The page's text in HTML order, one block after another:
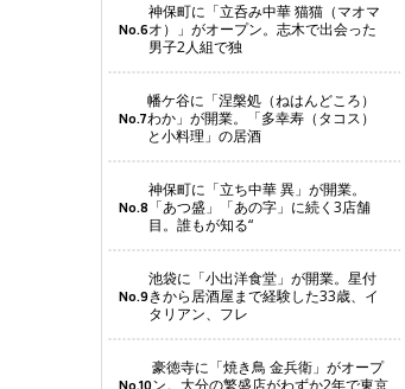
No.6
神保町に「立呑み中華 猫猫（マオマ
オ）」がオープン。志木で出会った
男子2人組で独
No.7
幡ケ谷に「涅槃処（ねはんどころ）
わか」が開業。「多幸寿（タコス）
と小料理」の居酒
No.8
神保町に「立ち中華 異」が開業。
「あつ盛」「あの字」に続く3店舗
目。誰もが知る“
No.9
池袋に「小出洋食堂」が開業。星付
きから居酒屋まで経験した33歳、イ
タリアン、フレ
No.10
豪徳寺に「焼き鳥 金兵衛」がオープ
ン。大分の繁盛店がわずか2年で東京